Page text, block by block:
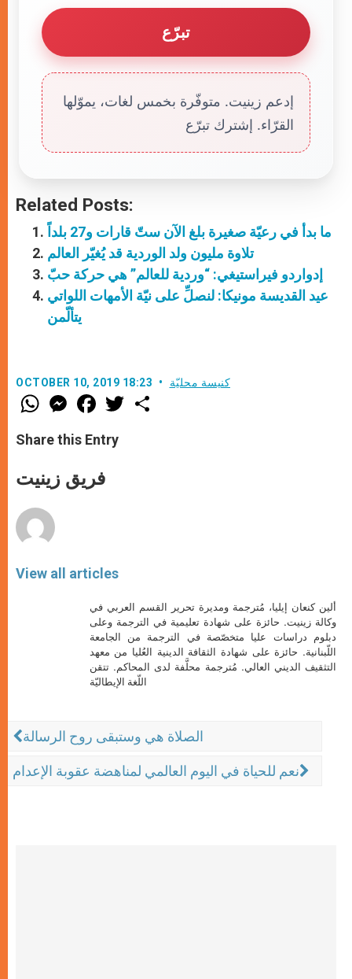
تبرّع
إدعم زينيت. متوفّرة بخمس لغات، يموّلها
القرّاء. إشترك تبرّع
Related Posts:
ما بدأ في رعيّة صغيرة بلغ الآن ستّ قارات و27 بلداً
تلاوة مليون ولد الوردية قد يُغيّر العالم
إدواردو فيراستيغي: “وردية للعالم” هي حركة حبّ
عيد القديسة مونيكا: لنصلِّ على نيّة الأمهات اللواتي
يتألّمن
OCTOBER 10, 2019 18:23 كنيسة محليّة
W
h
t
s
p
p
M
e
s
e
g
e
F
a
e
b
o
k
w
Share this Entry
فريق زينيت
View all articles
ألين كنعان إيليا، مُترجمة ومديرة تحرير القسم العربي في
وكالة زينيت. حائزة على شهادة تعليمية في الترجمة وعلى
دبلوم دراسات عليا متخصّصة في الترجمة من الجامعة
اللّبنانية. حائزة على شهادة الثقافة الدينية العُليا من معهد
التثقيف الديني العالي. مُترجمة محلَّفة لدى المحاكم. تتقن
اللّغة الإيطاليّة
الصلاة هي وستبقى روح الرسالة
نعم للحياة في اليوم العالمي لمناهضة عقوبة الإعدام